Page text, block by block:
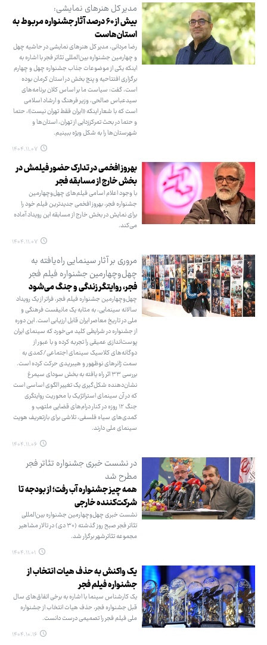
مدیر کل هنرهای نمایشی:
بیش از ۶۰ درصد آثار جشنواره مربوط به
استان‌هاست
رضا مردانی، مدیر کل هنرهای نمایشی در حاشیه چهل
و چهارمین جشنواره بین‌المللی تئاتر فجر با اشاره به
اینکه یکی از موضوعات جذاب جشنواره چهل و چهارم
برگزاری افتتاحیه و پنج بخش در استان کرمان بوده
است، گفت: سیاست ما بر اساس کلان برنامه‌های
سیدعباس صالحی، وزیر فرهنگ و ارشاد اسلامی
است که با شعار اینکه «ایران فقط تهران نیست»، حتما
و حتما در بحث تمرکززدایی از تهران، استان‌ها و
شهرستان‌ها را به شکل ویژه ببینیم.
۱۴۰۴.۱۱.۰۷
بهروز افخمی در تدارک حضور فیلمش در
بخش خارج از مسابقه فجر
با وجود اعلام اسامی فیلم‌های چهل‌وچهارمین
جشنواره فجر، بهروز افخمی جدیدترین فیلم خود را
برای نمایش در بخش خارج از مسابقه این رویداد آماده
می‌کند.
۱۴۰۴.۱۱.۰۷
مروری بر آثار سینمایی راه‌یافته به
چهل‌وچهارمین جشنواره فیلم فجر
فجر، روایتگر زندگی و جنگ می‌شود
چهل‌وچهارمین جشنواره فیلم فجر، فراتر از یک رویداد
سالانه سینمایی، به مثابه یک مانیفست فرهنگی و
ملی در تاریخ معاصر ایران قابل ارزیابی است. این دوره
از جشنواره در شرایطی کلید می‌خورد که سینمای ایران
پوست‌اندازی عمیقی را تجربه کرده و با عبور از
دوگانه‌های کلاسیک سینمای اجتماعی/کمدی به
سمت ژانرهای نوظهور و هیبریدی حرکت کرده است.
بررسی ۳۳ اثر راه یافته به بخش سودای سیمرغ
نشان‌دهنده شکل‌گیری یک تغییر الگوی اساسی است
که در آن سینمای استراتژیک با محوریت روایتگری
جنگ ۱۲ روزه در کنار درام‌های قضایی ملتهب و
کمدی‌های سیاه فلسفی، تلاشی برای بازتعریف هویت
سینمای ملی دارند.
۱۴۰۴.۱۱.۰۶
در نشست خبری جشنواره تئاتر فجر
مطرح شد
همه چیز جشنواره آب رفت؛‌ از بودجه تا
شرکت‌کننده خارجی
نشست خبری چهل‌وچهارمین جشنواره بین‌المللی
تئاتر فجر صبح روز گذشته (۳۰ دی) در تالار مشاهیر
مجموعه تئاترشهر برگزار شد.
۱۴۰۴.۱۱.۰۱
یک واکنش به حذف هیات انتخاب از
جشنواره فیلم فجر
یک کارشناس سینما با اشاره به برخی اتفاق‌های سال
قبل جشنواره فجر، حذف هیات انتخاب از جشنواره
ملی فیلم فجر را تصمیمی درست دانست.
۱۴۰۴.۱۰.۱۶